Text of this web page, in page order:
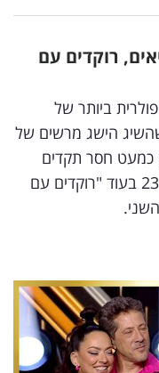
רוקדים עם
ביותר של
עם "האח הגדול" בערוץ 13 שהשיג הישג מרשים של
לפיק כמעט חסר תקדים
עבור התכנית של 34.9% בשעה 23:05 בעוד "רוקדים עם